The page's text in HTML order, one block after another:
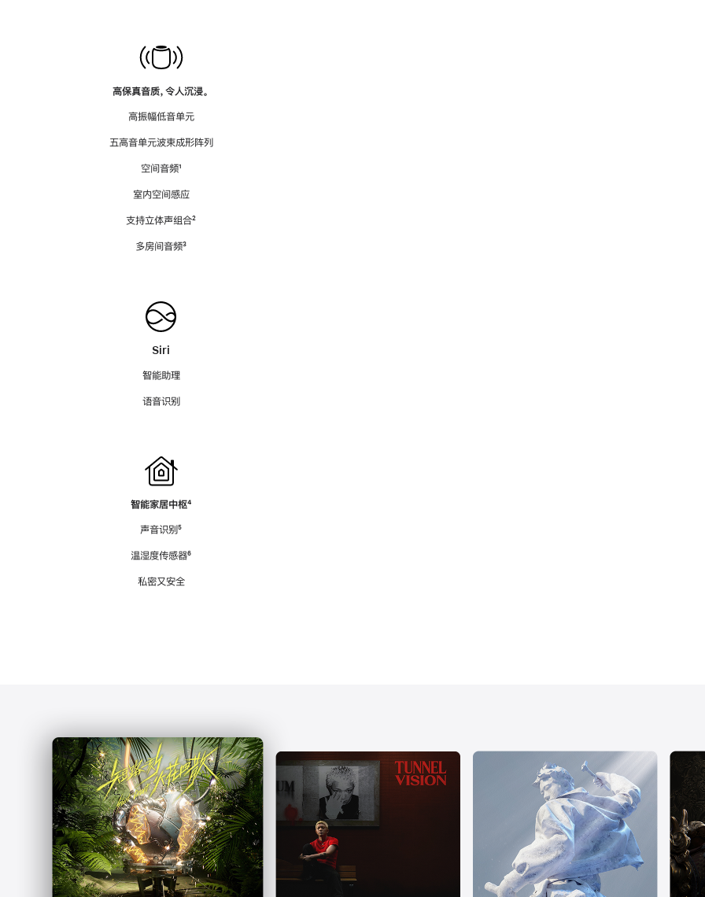
高保真音质，令人沉浸。
高振幅低音单元
五高音单元波束成形阵列
空间音频脚
¹
室内空间感应
支持立体声组合脚
²
多房间音频脚
³
Siri
智能助理
语音识别
智能家居中枢脚
⁴
声音识别脚
⁵
温湿度传感器脚
⁶
私密又安全